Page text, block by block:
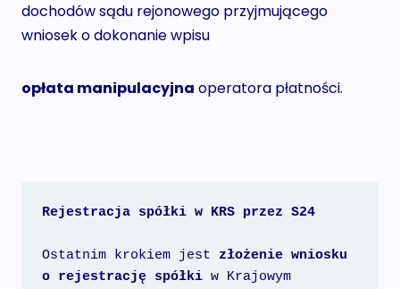
dochodów sądu rejonowego przyjmującego
wniosek o dokonanie wpisu
opłata manipulacyjna operatora płatności.
Rejestracja spółki w KRS przez S24
Ostatnim krokiem jest złożenie wniosku
o rejestrację spółki w Krajowym